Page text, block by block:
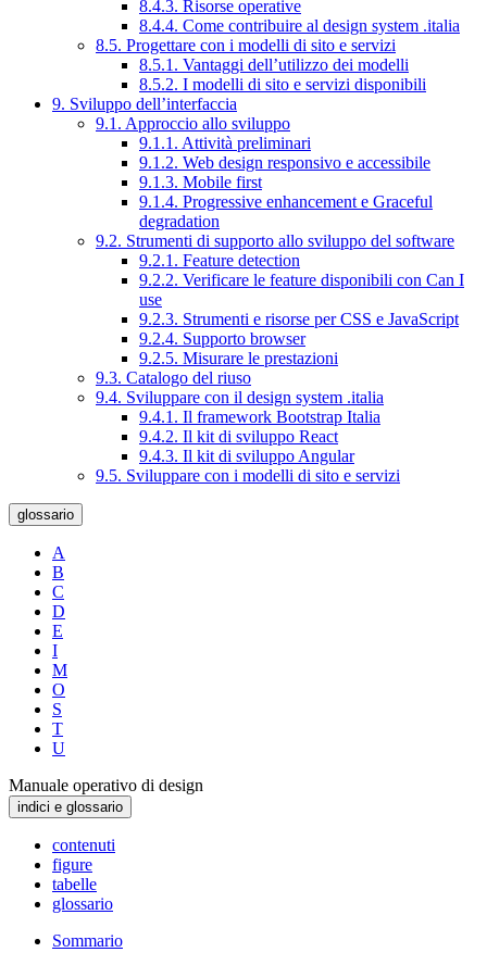
8.4.3. Risorse operative
8.4.4. Come contribuire al design system .italia
8.5. Progettare con i modelli di sito e servizi
8.5.1. Vantaggi dell’utilizzo dei modelli
8.5.2. I modelli di sito e servizi disponibili
9. Sviluppo dell’interfaccia
9.1. Approccio allo sviluppo
9.1.1. Attività preliminari
9.1.2. Web design responsivo e accessibile
9.1.3. Mobile first
9.1.4. Progressive enhancement e Graceful
degradation
9.2. Strumenti di supporto allo sviluppo del software
9.2.1. Feature detection
9.2.2. Verificare le feature disponibili con Can I
use
9.2.3. Strumenti e risorse per CSS e JavaScript
9.2.4. Supporto browser
9.2.5. Misurare le prestazioni
9.3. Catalogo del riuso
9.4. Sviluppare con il design system .italia
9.4.1. Il framework Bootstrap Italia
9.4.2. Il kit di sviluppo React
9.4.3. Il kit di sviluppo Angular
9.5. Sviluppare con i modelli di sito e servizi
glossario
A
B
C
D
E
I
M
O
S
T
U
Manuale operativo di design
indici e glossario
contenuti
figure
tabelle
glossario
Sommario